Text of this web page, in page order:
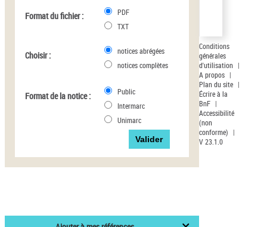
Statut de la notice
Format du fichier :
PDF
TXT
Choisir :
notices abrégées
notices complètes
Format de la notice :
Public
Intermarc
Unimarc
Conditions
générales
d'utilisation |
A propos |
Plan du site |
Écrire à la
BnF |
Accessibilité
(non
conforme)
|
V 23.1.0